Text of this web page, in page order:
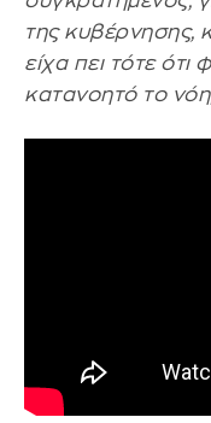
της κυβέρνησης,
είχα πει τότε ότι
κατανοητό το